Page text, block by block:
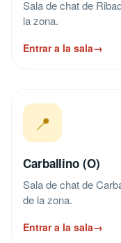
Sala de chat de
la zona.
Entrar a la sala→
📍
Carballino (O)
Sala de chat de
de la zona.
Entrar a la sala→